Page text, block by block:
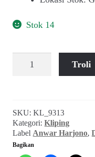
Stok 14
Wawancara
Cita
Masyumi
Sedang
Hidup
Troli
SKU:KL_9313
Kategori:Kliping
LabelAnwar Harjono,
Bagikan